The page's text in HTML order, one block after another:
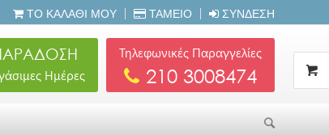
ΤΟ ΚΑΛΆΘΙ ΜΟΥ ΤΑΜΕΊΟ ΣΎΝΔΕΣΗ
Τηλεφωνικές Παραγγελίες
210 3008474
Ημέρες